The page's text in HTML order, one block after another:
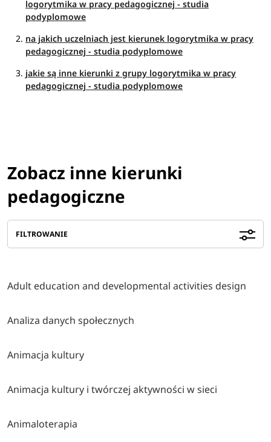
logorytmika w pracy pedagogicznej - studia
podyplomowe
na jakich uczelniach jest kierunek logorytmika w pracy
pedagogicznej - studia podyplomowe
jakie są inne kierunki z grupy logorytmika w pracy
pedagogicznej - studia podyplomowe
Zobacz inne kierunki
pedagogiczne
FILTROWANIE
Adult education and developmental activities design
Analiza danych społecznych
Animacja kultury
Animacja kultury i twórczej aktywności w sieci
Animaloterapia